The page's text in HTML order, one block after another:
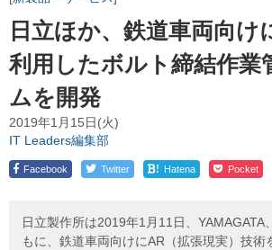
日立ほか、鉄道車両向け
利用したボルト締結作業
ムを開発
2019年1月15日(火)
IT Leaders編集部
Facebook Twitter ! Hatena Pocket
日立製作所は2019年1月11日、YAMAGATA
もに、鉄道車両向けにAR（拡張現実）技術